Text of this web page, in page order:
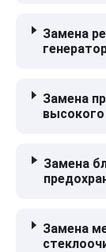
Замена
Замена
Замена
Замена